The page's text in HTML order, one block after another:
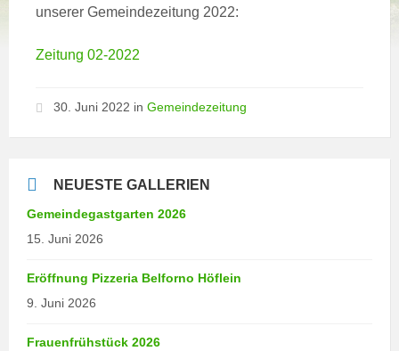
unserer Gemeindezeitung 2022:
Zeitung 02-2022
30. Juni 2022 in Gemeindezeitung
NEUESTE GALLERIEN
Gemeindegastgarten 2026
15. Juni 2026
Eröffnung Pizzeria Belforno Höflein
9. Juni 2026
Frauenfrühstück 2026